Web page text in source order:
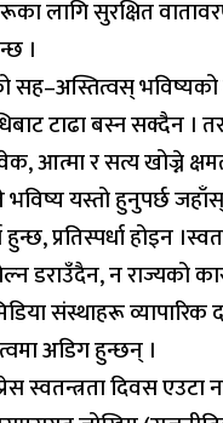
लागि सुरक्षित
।
सह–अस्तित्वस् भविष्यको
टाढा बस्न सक्दैन ।
आत्मा र सत्य खोज्ने
यस्तो हुनुपर्छ जहाँस्
प्रतिस्पर्धा होइन
डराउँदैन, न राज्यको
संस्थाहरू व्यापारिक
अडिग हुन्छन् ।
स्वतन्त्रता दिवस एउटा